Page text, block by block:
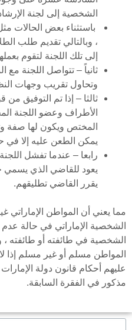
الشخصية إلى لجنة
باستثناء بعض الحالات
، وبالتالي تقديم طلب
إلى تلك اللجنة لتقوم
ثانياً – تتواصل اللجنة
وتحاول تقريب وجهات
ثالثا – إذا تم التوفيق
الأطراف وعضو اللجنة
المختص ويكون لها صفة
يمكن الطعن عليه إلا في
رابعا – عندما تفشل
يعود للقاضي الذي يسمي
يقرر القاضي تطليقهم.
مما يعني أن المواطن الإماراتي
الشخصية الإماراتي في حالة
الشخصية في طائفته أو طائفته ،
المواطن مسلم أو غير مسلم إذا
عليهم أحكام قانون دولة الإمارات
مذكور في الفقرة السابقة.